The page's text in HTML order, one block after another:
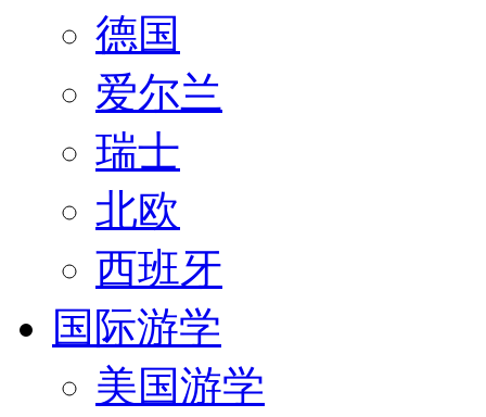
德国
爱尔兰
瑞士
北欧
西班牙
国际游学
美国游学